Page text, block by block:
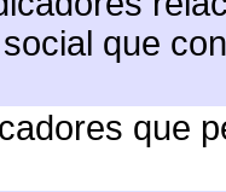
que
que